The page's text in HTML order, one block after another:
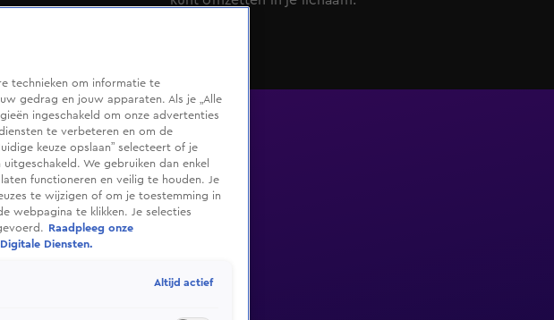
technieken om informatie te
gedrag en jouw apparaten. Als je „Alle
ingeschakeld om onze advertenties
te verbeteren en om de
keuze opslaan” selecteert of je
We gebruiken dan enkel
functioneren en veilig te houden. Je
te wijzigen of om je toestemming in
webpagina te klikken. Je selecties
Raadpleeg onze
Diensten.
Altijd actief